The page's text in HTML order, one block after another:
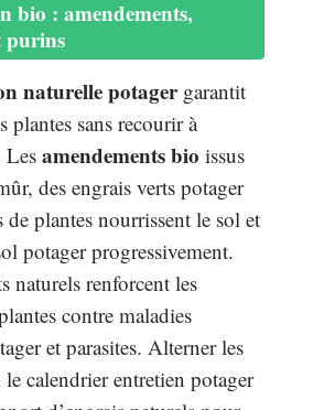
bio : amendements,
purins
naturelle potagergarantit
plantes sans recourir à
Les amendements bio issus
des engrais verts potager
plantes nourrissent le sol et
potager progressivement.
naturels renforcent les
contre maladies
et parasites. Alterner les
calendrier entretien potager